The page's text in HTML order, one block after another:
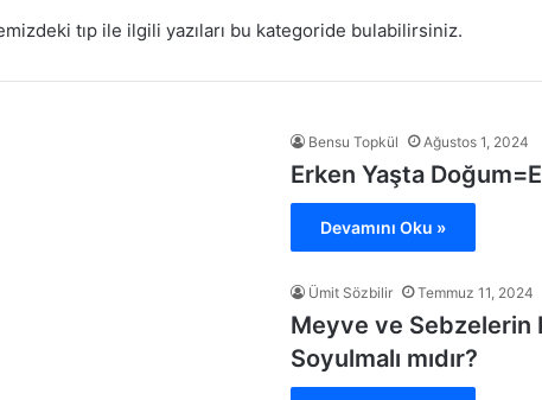
tıp ile ilgili yazıları bu kategoride bulabilirsiniz.
Bensu Topkül Ağustos 1, 2024
Erken Yaşta
Devamını Oku »
Ümit Sözbilir Temmuz 11, 2024
Meyve ve Sebzelerin
Soyulmalı mıdır?